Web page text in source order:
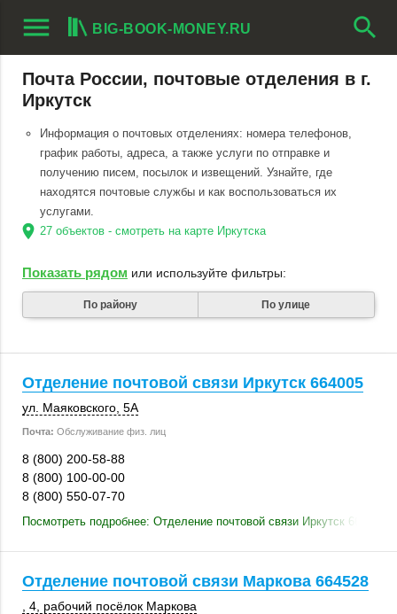
menu BIG-BOOK-MONEY.RU search
Почта России, почтовые отделения в г.
Иркутск
Информация о почтовых отделениях: номера телефонов,
график работы, адреса, а также услуги по отправке и
получению писем, посылок и извещений. Узнайте, где
находятся почтовые службы и как воспользоваться их
услугами.
location_on 27 объектов - смотреть на карте Иркутска
Показать рядом или используйте фильтры:
По району По улице
Отделение почтовой связи Иркутск 664005
ул. Маяковского, 5А
Почта: Обслуживание физ. лиц
8 (800) 200-58-88
8 (800) 100-00-00
8 (800) 550-07-70
Посмотреть подробнее: Отделение почтовой связи Иркутск 664005
Отделение почтовой связи Маркова 664528
, 4 , рабочий посёлок Маркова